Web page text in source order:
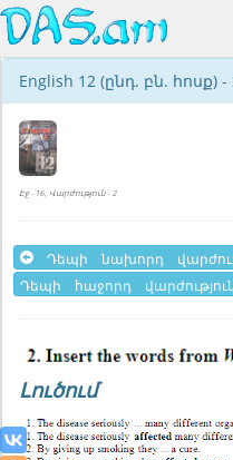
English 12 (ընդ. բն. հոսք) -
Էջ - 16, Վարժություն - 2
Դեպի նախորդ
Դեպի հաջորդ
Լուծում